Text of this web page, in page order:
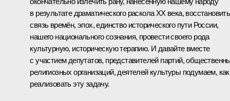
в результате драматического раскола ХХ века, восстановить
связь времён, эпох, единство исторического пути России,
нашего национального сознания, провести своего рода
культурную, историческую терапию. И давайте вместе
с участием депутатов, представителей партий,
религиозных организаций, деятелей культуры подумаем, как
реализовать эту задачу.